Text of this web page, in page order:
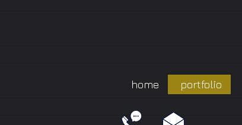
home portfolio